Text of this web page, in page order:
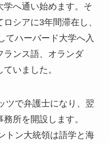
へ通い始めます。そ
シアに3年間滞在し、
てハーバード大学へ入
ランス語、オランダ
いました。
ツで弁護士になり、翌
所を開設します。
トン大統領は語学と海